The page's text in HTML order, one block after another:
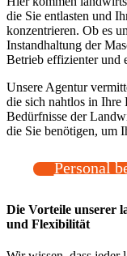
die Sie entlasten und
konzentrieren. Ob es
Instandhaltung der
Betrieb effizienter und
Unsere Agentur
die sich nahtlos in Ihre
Bedürfnisse der
die Sie benötigen, um
Personal
Die Vorteile unserer
und Flexibilität